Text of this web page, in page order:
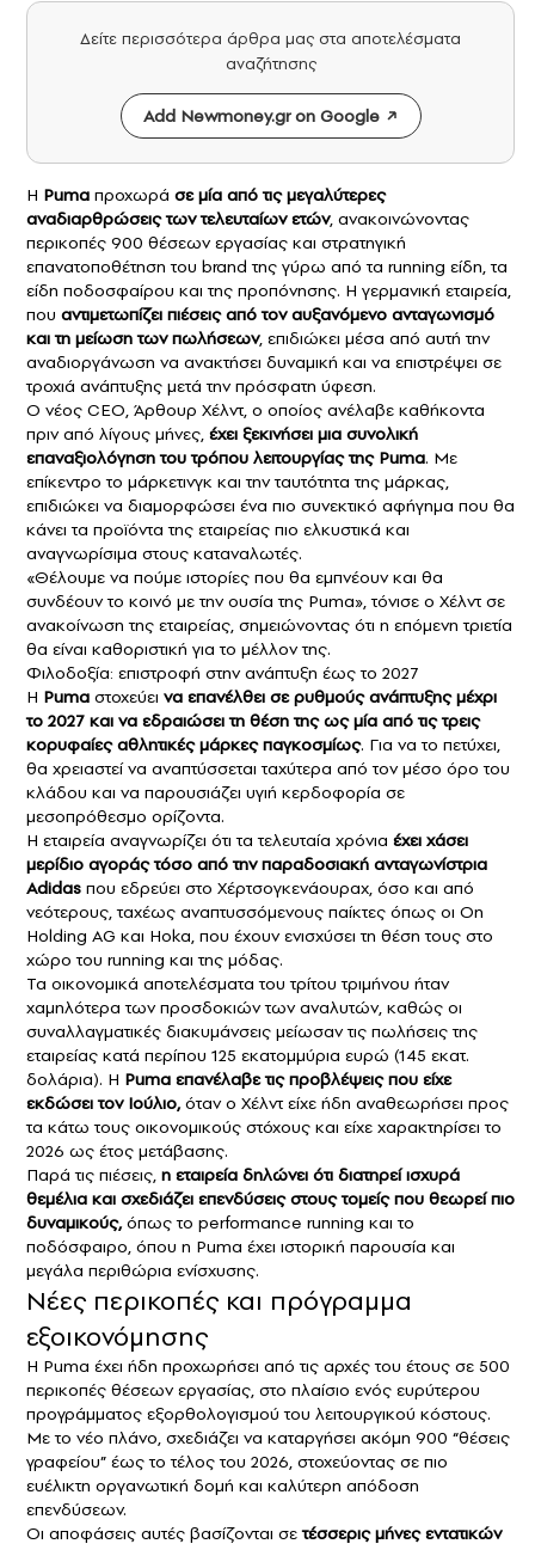
Δείτε περισσότερα άρθρα μας στα αποτελέσματα
αναζήτησης
Add Newmoney.gr on Google
Η Puma προχωρά σε μία από τις μεγαλύτερες
αναδιαρθρώσεις των τελευταίων ετών, ανακοινώνοντας
περικοπές 900 θέσεων εργασίας και στρατηγική
επανατοποθέτηση του brand της γύρω από τα running είδη, τα
είδη ποδοσφαίρου και της προπόνησης. Η γερμανική εταιρεία,
που αντιμετωπίζει πιέσεις από τον αυξανόμενο ανταγωνισμό
και τη μείωση των πωλήσεων, επιδιώκει μέσα από αυτή την
αναδιοργάνωση να ανακτήσει δυναμική και να επιστρέψει σε
τροχιά ανάπτυξης μετά την πρόσφατη ύφεση.
Ο νέος CEO, Άρθουρ Χέλντ, ο οποίος ανέλαβε καθήκοντα
πριν από λίγους μήνες, έχει ξεκινήσει μια συνολική
επαναξιολόγηση του τρόπου λειτουργίας της Puma. Με
επίκεντρο το μάρκετινγκ και την ταυτότητα της μάρκας,
επιδιώκει να διαμορφώσει ένα πιο συνεκτικό αφήγημα που θα
κάνει τα προϊόντα της εταιρείας πιο ελκυστικά και
αναγνωρίσιμα στους καταναλωτές.
«Θέλουμε να πούμε ιστορίες που θα εμπνέουν και θα
συνδέουν το κοινό με την ουσία της Puma», τόνισε ο Χέλντ σε
ανακοίνωση της εταιρείας, σημειώνοντας ότι η επόμενη τριετία
θα είναι καθοριστική για το μέλλον της.
Φιλοδοξία: επιστροφή στην ανάπτυξη έως το 2027
Η Puma στοχεύει να επανέλθει σε ρυθμούς ανάπτυξης μέχρι
το 2027 και να εδραιώσει τη θέση της ως μία από τις τρεις
κορυφαίες αθλητικές μάρκες παγκοσμίως. Για να το πετύχει,
θα χρειαστεί να αναπτύσσεται ταχύτερα από τον μέσο όρο του
κλάδου και να παρουσιάζει υγιή κερδοφορία σε
μεσοπρόθεσμο ορίζοντα.
Η εταιρεία αναγνωρίζει ότι τα τελευταία χρόνια έχει χάσει
μερίδιο αγοράς τόσο από την παραδοσιακή ανταγωνίστρια
Adidas που εδρεύει στο Χέρτσογκενάουραχ, όσο και από
νεότερους, ταχέως αναπτυσσόμενους παίκτες όπως οι On
Holding AG και Hoka, που έχουν ενισχύσει τη θέση τους στο
χώρο του running και της μόδας.
Τα οικονομικά αποτελέσματα του τρίτου τριμήνου ήταν
χαμηλότερα των προσδοκιών των αναλυτών, καθώς οι
συναλλαγματικές διακυμάνσεις μείωσαν τις πωλήσεις της
εταιρείας κατά περίπου 125 εκατομμύρια ευρώ (145 εκατ.
δολάρια). Η Puma επανέλαβε τις προβλέψεις που είχε
εκδώσει τον Ιούλιο,όταν ο Χέλντ είχε ήδη αναθεωρήσει προς
τα κάτω τους οικονομικούς στόχους και είχε χαρακτηρίσει το
2026 ως έτος μετάβασης.
Παρά τις πιέσεις, η εταιρεία δηλώνει ότι διατηρεί ισχυρά
θεμέλια και σχεδιάζει επενδύσεις στους τομείς που θεωρεί πιο
δυναμικούς,όπως το performance running και το
ποδόσφαιρο, όπου η Puma έχει ιστορική παρουσία και
μεγάλα περιθώρια ενίσχυσης.
Νέες περικοπές και πρόγραμμα
εξοικονόμησης
Η Puma έχει ήδη προχωρήσει από τις αρχές του έτους σε 500
περικοπές θέσεων εργασίας, στο πλαίσιο ενός ευρύτερου
προγράμματος εξορθολογισμού του λειτουργικού κόστους.
Με το νέο πλάνο, σχεδιάζει να καταργήσει ακόμη 900 “θέσεις
γραφείου” έως το τέλος του 2026, στοχεύοντας σε πιο
ευέλικτη οργανωτική δομή και καλύτερη απόδοση
επενδύσεων.
Οι αποφάσεις αυτές βασίζονται σετέσσερις μήνες εντατικών